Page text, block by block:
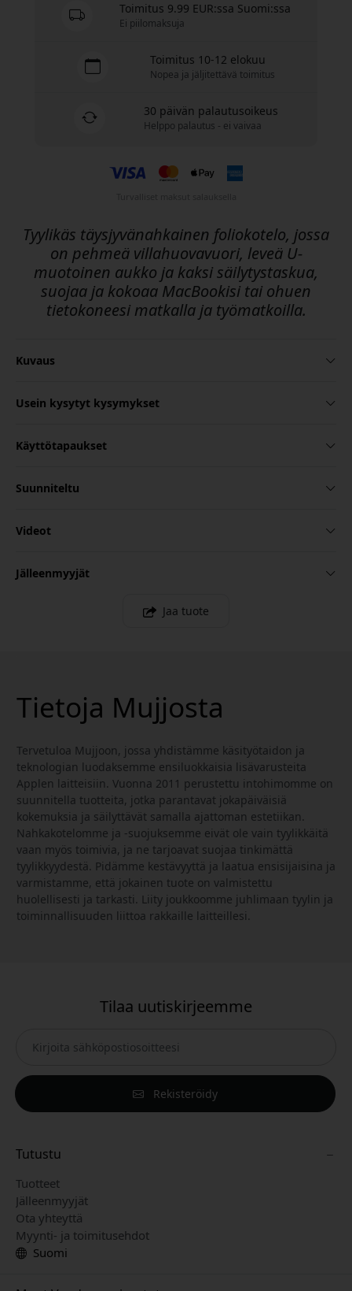
Toimitus 9.99 EUR:ssa Suomi:ssa
Ei piilomaksuja
Toimitus 10-12 elokuu
Nopea ja jäljitettävä toimitus
30 päivän palautusoikeus
Helppo palautus - ei vaivaa
Tyylikäs täysjyvänahkainen foliokotelo, jossa
on pehmeä villahuovavuori, leveä U-
muotoinen aukko ja kaksi säilytystaskua,
suojaa ja kokoaa MacBookisi tai ohuen
tietokoneesi matkalla ja työmatkoilla.
Kuvaus
Usein kysytyt kysymykset
Käyttötapaukset
Suunniteltu
Videot
Jälleenmyyjät
Jaa tuote
Tietoja Mujjosta
Tervetuloa Mujjoon, jossa yhdistämme käsityötaidon ja
teknologian luodaksemme ensiluokkaisia lisävarusteita
Applen laitteisiin. Vuonna 2011 perustettu intohimomme on
suunnitella tuotteita, jotka parantavat jokapäiväisiä
kokemuksia ja säilyttävät samalla ajattoman estetiikan.
Nahkakotelomme ja -suojuksemme eivät ole vain tyylikkäitä
vaan myös toimivia, ja ne tarjoavat suojaa tinkimättä
tyylikkyydestä. Pidämme kestävyyttä ja laatua ensisijaisina ja
varmistamme, että jokainen tuote on valmistettu
huolellisesti ja tarkasti. Liity joukkoomme juhlimaan tyylin ja
toiminnallisuuden liittoa rakkaille laitteillesi.
Tilaa uutiskirjeemme
Rekisteröidy
Tutustu
Tuotteet
Jälleenmyyjät
Ota yhteyttä
Myynti- ja toimitusehdot
Suomi